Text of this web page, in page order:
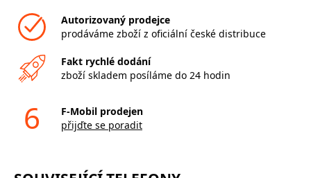
Autorizovaný prodejce
prodáváme zboží z oficiální české distribuce
Fakt rychlé dodání
zboží skladem posíláme do 24 hodin
6
F-Mobil prodejen
přijďte se poradit